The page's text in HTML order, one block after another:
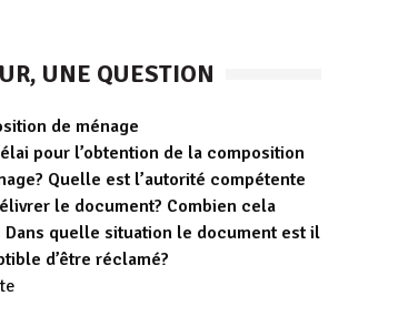
UNE QUESTION
de ménage
pour l’obtention de la composition
Quelle est l’autorité compétente
le document? Combien cela
Dans quelle situation le document est il
d’être réclamé?